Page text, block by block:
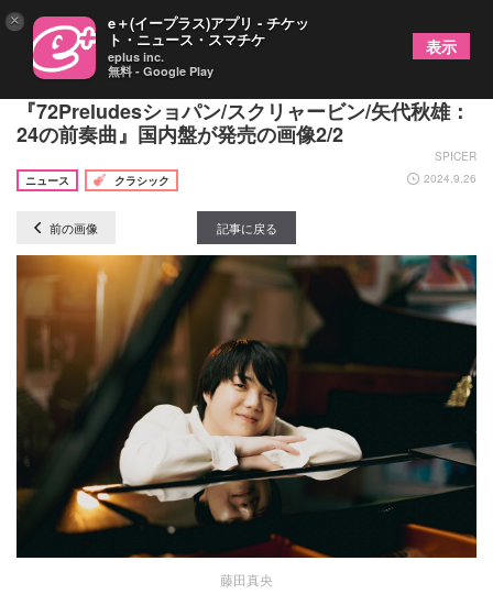
ピアニスト藤田真央セカンドアルバム
『72Preludesショパン/スクリャービン/矢代秋雄：
24の前奏曲』国内盤が発売の画像2/2
SPICER
ニュース
クラシック 2024.9.26
前の画像 記事に戻る
藤田真央
× e＋(イープラス)アプリ - チケッ
ト・ニュース・スマチケ
eplus inc.
無料 - Google Play
表示